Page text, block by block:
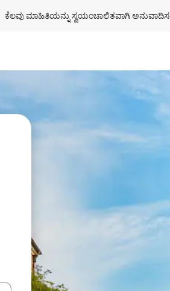
ಕೆಲವು ಮಾಹಿತಿಯನ್ನು ಸ್ವಯಂಚಾಲಿತವಾಗಿ